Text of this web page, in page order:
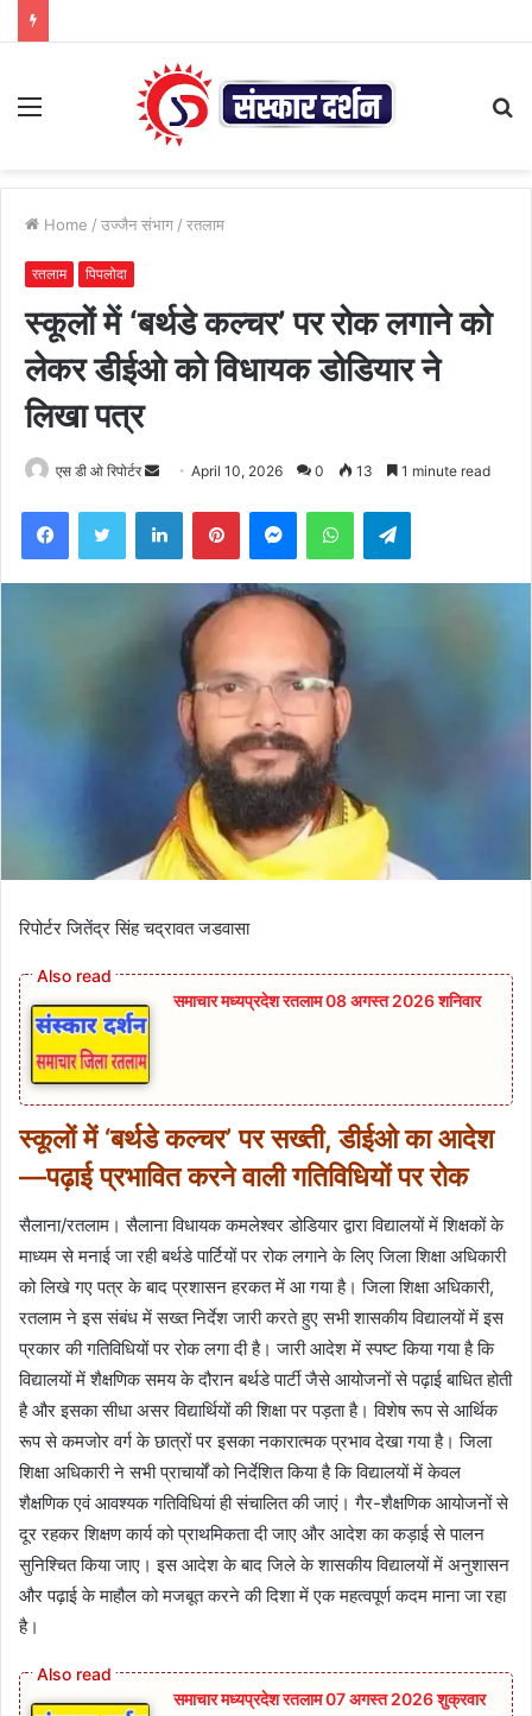
Menu
Home / उज्जैन संभाग / रतलाम
रतलाम पिपलोदा
स्कूलों में ‘बर्थडे कल्चर’ पर रोक लगाने को
लेकर डीईओ को विधायक डोडियार ने
लिखा पत्र
एस डी ओ रिपोर्टर
Send April 10, 2026 0 13 1 minute read
FacebookTwitter LinkedInPinterestMessengerWhatsAppTelegram
रिपोर्टर जितेंद्र सिंह चद्रावत जडवासा
समाचार मध्यप्रदेश रतलाम 08 अगस्त 2026 शनिवार
स्कूलों में ‘बर्थडे कल्चर’ पर सख्ती, डीईओ का आदेश
—पढ़ाई प्रभावित करने वाली गतिविधियों पर रोक
सैलाना/रतलाम। सैलाना विधायक कमलेश्वर डोडियार द्वारा विद्यालयों में शिक्षकों के
माध्यम से मनाई जा रही बर्थडे पार्टियों पर रोक लगाने के लिए जिला शिक्षा अधिकारी
को लिखे गए पत्र के बाद प्रशासन हरकत में आ गया है। जिला शिक्षा अधिकारी,
रतलाम ने इस संबंध में सख्त निर्देश जारी करते हुए सभी शासकीय विद्यालयों में इस
प्रकार की गतिविधियों पर रोक लगा दी है। जारी आदेश में स्पष्ट किया गया है कि
विद्यालयों में शैक्षणिक समय के दौरान बर्थडे पार्टी जैसे आयोजनों से पढ़ाई बाधित होती
है और इसका सीधा असर विद्यार्थियों की शिक्षा पर पड़ता है। विशेष रूप से आर्थिक
रूप से कमजोर वर्ग के छात्रों पर इसका नकारात्मक प्रभाव देखा गया है। जिला
शिक्षा अधिकारी ने सभी प्राचार्यों को निर्देशित किया है कि विद्यालयों में केवल
शैक्षणिक एवं आवश्यक गतिविधियां ही संचालित की जाएं। गैर-शैक्षणिक आयोजनों से
दूर रहकर शिक्षण कार्य को प्राथमिकता दी जाए और आदेश का कड़ाई से पालन
सुनिश्चित किया जाए। इस आदेश के बाद जिले के शासकीय विद्यालयों में अनुशासन
और पढ़ाई के माहौल को मजबूत करने की दिशा में एक महत्वपूर्ण कदम माना जा रहा
है।
समाचार मध्यप्रदेश रतलाम 07 अगस्त 2026 शुक्रवार